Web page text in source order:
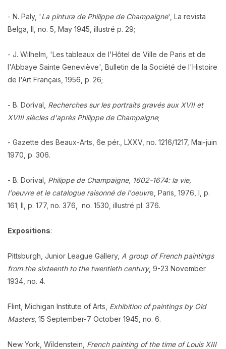
- N. Paly, 'La pintura de Philippe de Champaigne', La revista
Belga, II, no. 5, May 1945, illustré p. 29;
- J. Wilhelm, 'Les tableaux de l'Hôtel de Ville de Paris et de
l'Abbaye Sainte Geneviève', Bulletin de la Société de l'Histoire
de l'Art Français, 1956, p. 26;
- B. Dorival, Recherches sur les portraits gravés aux XVII et
XVIII siècles d'après Philippe de Champaigne;
- Gazette des Beaux-Arts, 6e pér., LXXV, no. 1216/1217, Mai-juin
1970, p. 306.
- B. Dorival, Philippe de Champaigne, 1602-1674: la vie,
l'oeuvre et le catalogue raisonné de l'oeuvre, Paris, 1976, I, p.
161; II, p. 177, no. 376, no. 1530, illustré pl. 376.
Expositions:
Pittsburgh, Junior League Gallery, A group of French paintings
from the sixteenth to the twentieth century, 9-23 November
1934, no. 4.
Flint, Michigan Institute of Arts, Exhibition of paintings by Old
Masters, 15 September-7 October 1945, no. 6.
New York, Wildenstein, French painting of the time of Louis XIII